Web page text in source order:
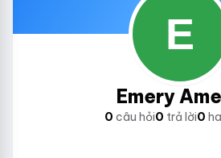
Emery
0 câu hỏi0 trả lời0